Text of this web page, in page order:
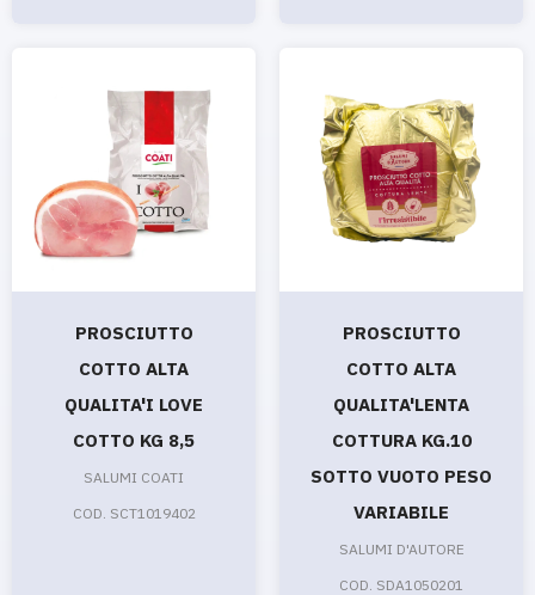
PROSCIUTTO
COTTO ALTA
QUALITA'I LOVE
COTTO KG 8,5
SALUMI COATI
COD. SCT1019402
PROSCIUTTO
COTTO ALTA
QUALITA'LENTA
COTTURA KG.10
SOTTO VUOTO PESO
VARIABILE
SALUMI D'AUTORE
COD. SDA1050201